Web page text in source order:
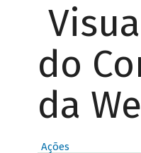
do
da
Ações